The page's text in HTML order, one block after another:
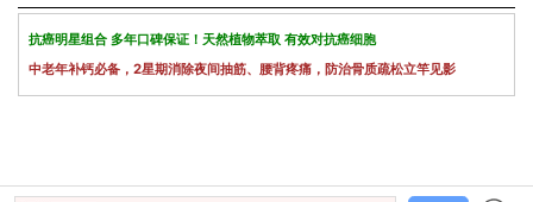
抗癌明星组合 多年口碑保证！天然植物萃取 有效对抗癌细胞
中老年补钙必备，2星期消除夜间抽筋、腰背疼痛，防治骨质疏松立竿见影